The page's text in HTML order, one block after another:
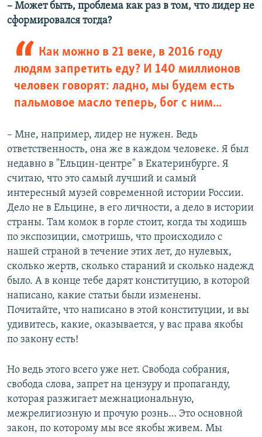
– Может быть, проблема как раз в том, что лидер не
сформировался тогда?
Как можно в 21 веке, в 2016 году
людям запретить еду? И 140 миллионов
человек говорят: ладно, мы будем есть
пальмовое масло теперь, бог с ним...
– Мне, например, лидер не нужен. Ведь
ответственность, она же в каждом человеке. Я был
недавно в "Ельцин-центре" в Екатеринбурге. Я
считаю, что это самый лучший и самый
интересный музей современной истории России.
Дело не в Ельцине, в его личности, а дело в истории
страны. Там комок в горле стоит, когда ты ходишь
по экспозиции, смотришь, что происходило с
нашей страной в течение этих лет, до нулевых,
сколько жертв, сколько стараний и сколько надежд
было. А в конце тебе дарят конституцию, в которой
написано, какие статьи были изменены.
Почитайте, что написано в этой конституции, и вы
удивитесь, какие, оказывается, у вас права якобы
по закону есть!
Но ведь этого всего уже нет. Свобода собрания,
свобода слова, запрет на цензуру и пропаганду,
которая разжигает межнациональную,
межрелигиозную и прочую рознь… Это основной
закон, по которому мы все якобы живем. Мы